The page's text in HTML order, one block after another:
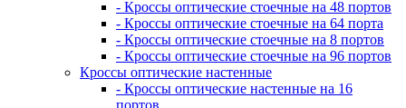
- Кроссы оптические стоечные на 48 портов
- Кроссы оптические стоечные на 64 порта
- Кроссы оптические стоечные на 8 портов
- Кроссы оптические стоечные на 96 портов
Кроссы оптические настенные
- Кроссы оптические настенные на 16
портов